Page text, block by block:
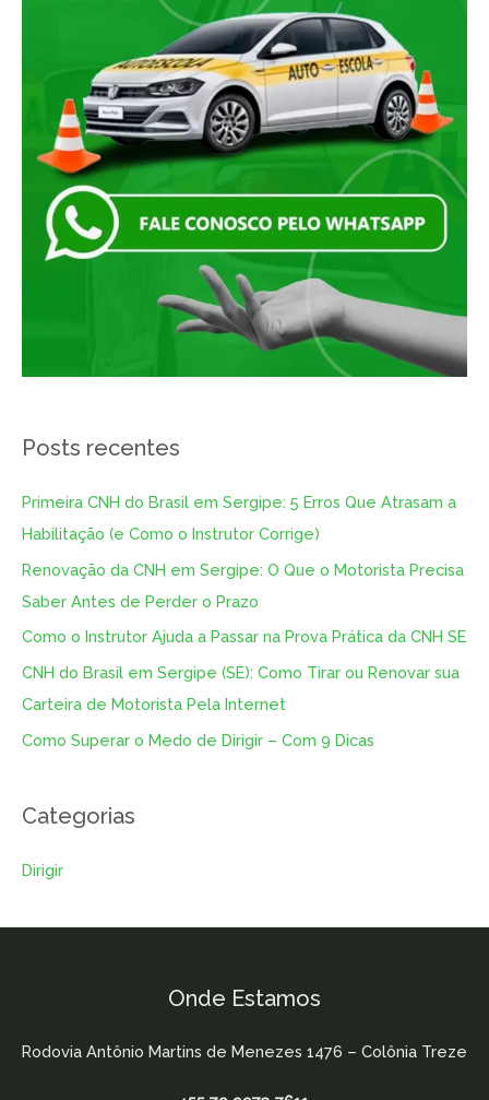
Posts recentes
Primeira CNH do Brasil em Sergipe: 5 Erros Que Atrasam a
Habilitação (e Como o Instrutor Corrige)
Renovação da CNH em Sergipe: O Que o Motorista Precisa
Saber Antes de Perder o Prazo
Como o Instrutor Ajuda a Passar na Prova Prática da CNH SE
CNH do Brasil em Sergipe (SE): Como Tirar ou Renovar sua
Carteira de Motorista Pela Internet
Como Superar o Medo de Dirigir – Com 9 Dicas
Categorias
Dirigir
Onde Estamos
Rodovia Antônio Martins de Menezes 1476 – Colônia Treze